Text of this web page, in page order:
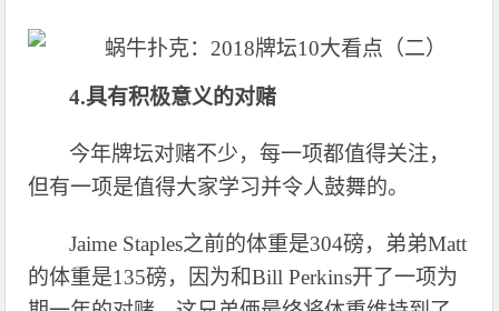
4.具有积极意义的对赌
今年牌坛对赌不少，每一项都值得关注，
但有一项是值得大家学习并令人鼓舞的。
Jaime Staples之前的体重是304磅，弟弟Matt
的体重是135磅，因为和Bill Perkins开了一项为